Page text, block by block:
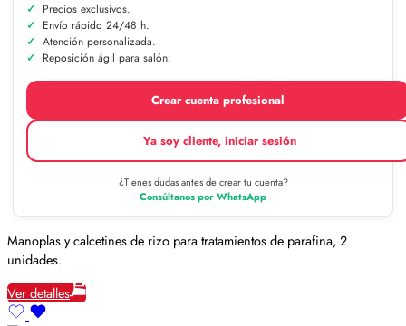
Precios exclusivos.
Envío rápido 24/48 h.
Atención personalizada.
Reposición ágil para salón.
Crear cuenta profesional
Ya soy cliente, iniciar sesión
¿Tienes dudas antes de crear tu cuenta?
Consúltanos por WhatsApp
Manoplas y calcetines de rizo para tratamientos de parafina, 2
unidades.
Ver detalles